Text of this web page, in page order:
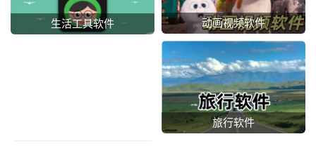
生活工具软件 动画视频软件
旅行软件